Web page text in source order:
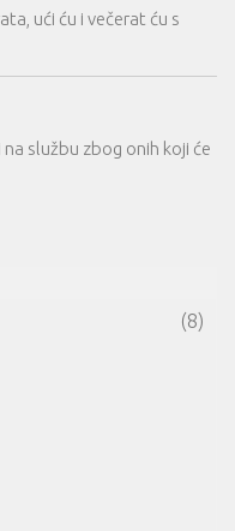
ući ću i večerat ću s
službu zbog onih koji će
(8)